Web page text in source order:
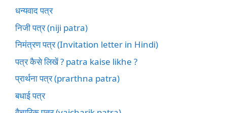
धन्यवाद पत्र
निजी पत्र (niji patra)
निमंत्रण पत्र (Invitation letter in Hindi)
पत्र कैसे लिखें ? patra kaise likhe ?
प्रार्थना पत्र (prarthna patra)
बधाई पत्र